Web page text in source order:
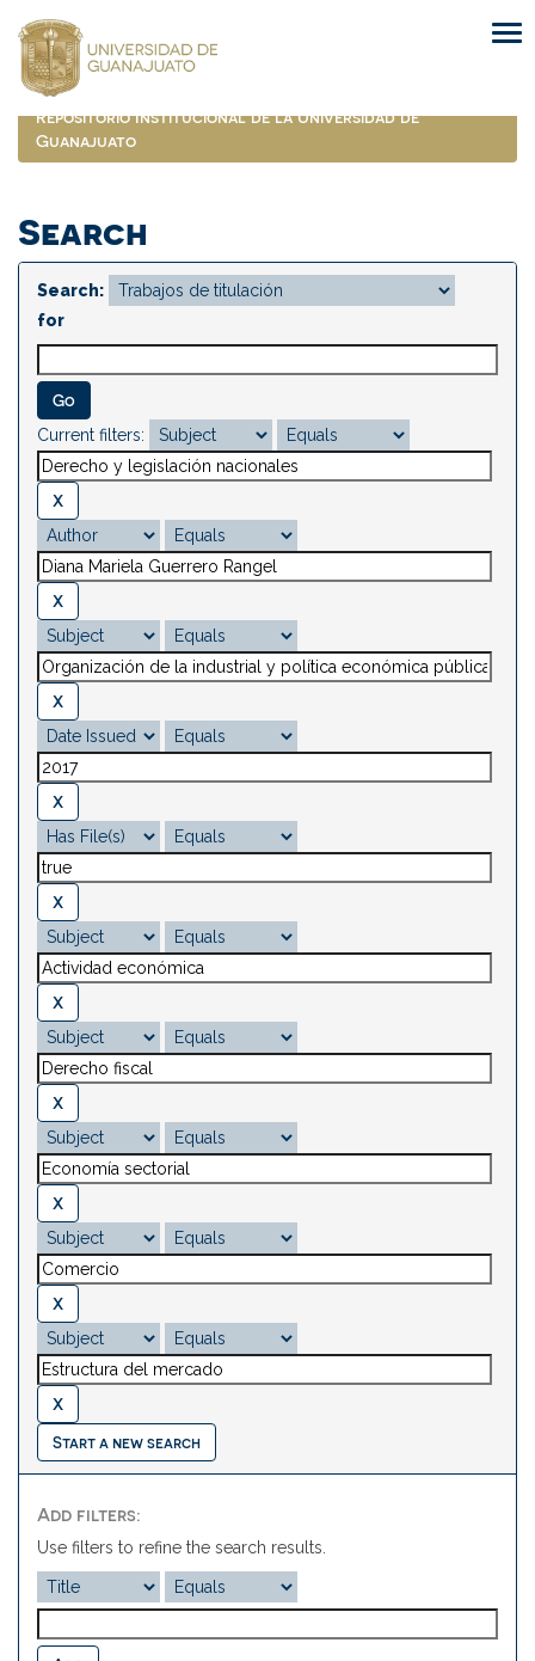
navigation
Repositorio Institucional de la Universidad de
Guanajuato
Search
Search:
for
Current filters:
Start a new search
Add filters:
Use filters to refine the search results.